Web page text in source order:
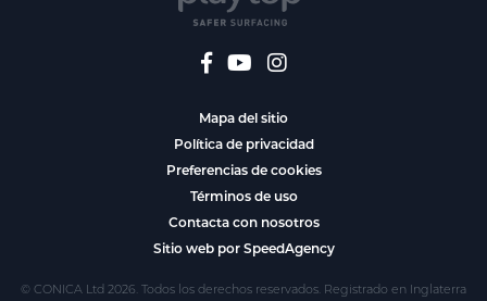
Mapa del sitio
Política de privacidad
Preferencias de cookies
Términos de uso
Contacta con nosotros
Sitio web por SpeedAgency
© CONICA Ltd 2026. Todos los derechos reservados. Registrado en Inglaterra